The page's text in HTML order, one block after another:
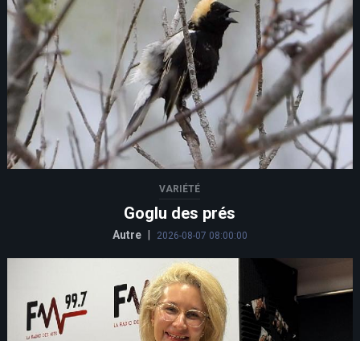
VARIÉTÉ
Goglu des prés
Autre 2026-08-07 08:00:00